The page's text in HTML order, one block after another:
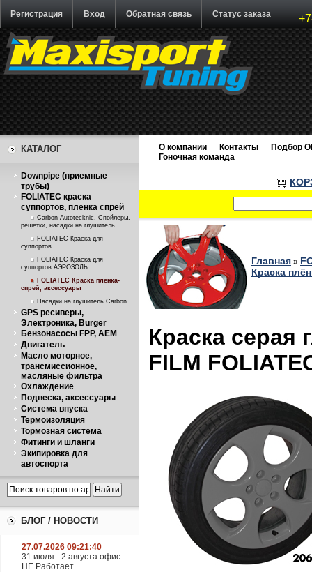
Регистрация Вход Обратная связь Статус заказа
КАТАЛОГ
Downpipe (приемные
трубы)
FOLIATEC краска
суппортов, плёнка спрей
Carbon Autotecknic. Спойлеры,
решетки, насадки на глушитель
FOLIATEC Краска для
суппортов
FOLIATEC Краска для
суппортов АЭРОЗОЛЬ
FOLIATEC Краска плёнка-
спрей, аксессуары
Насадки на глушитель Carbon
GPS ресиверы,
Электроника, Burger
Бензонасосы FPP, AEM
Двигатель
Масло моторное,
трансмиссионное,
масляные фильтра
Охлаждение
Подвеска, аксессуары
Система впуска
Термоизоляция
Тормозная система
Фитинги и шланги
Экипировка для
автоспорта
БЛОГ / НОВОСТИ
27.07.2026 09:21:40
31 июля - 2 августа офис
НЕ Работает.
О компании Контакты
Подбор
Гоночная команда
Главная »
Краска
Краска серая
FILM